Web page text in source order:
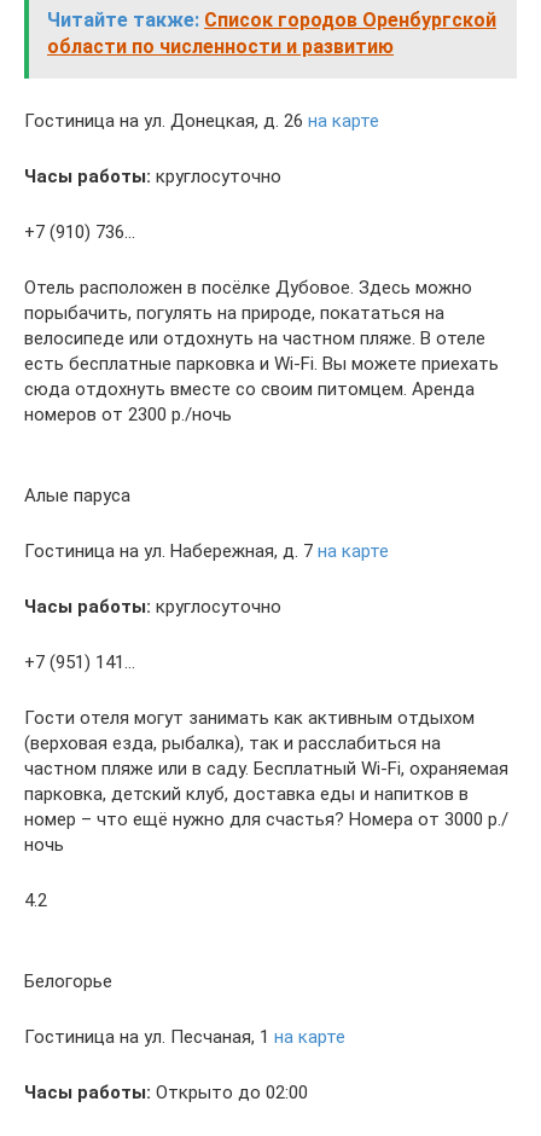
Читайте также: Список городов Оренбургской
области по численности и развитию
Гостиница на ул. Донецкая, д. 26 на карте
Часы работы: круглосуточно
+7 (910) 736…
Отель расположен в посёлке Дубовое. Здесь можно
порыбачить, погулять на природе, покататься на
велосипеде или отдохнуть на частном пляже. В отеле
есть бесплатные парковка и Wi-Fi. Вы можете приехать
сюда отдохнуть вместе со своим питомцем. Аренда
номеров от 2300 р./ночь
Алые паруса
Гостиница на ул. Набережная, д. 7 на карте
Часы работы: круглосуточно
+7 (951) 141…
Гости отеля могут занимать как активным отдыхом
(верховая езда, рыбалка), так и расслабиться на
частном пляже или в саду. Бесплатный Wi-Fi, охраняемая
парковка, детский клуб, доставка еды и напитков в
номер – что ещё нужно для счастья? Номера от 3000 р./
ночь
4.2
Белогорье
Гостиница на ул. Песчаная, 1 на карте
Часы работы: Открыто до 02:00